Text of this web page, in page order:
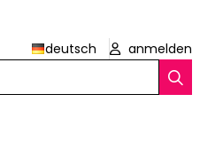
deutsch
anmelden